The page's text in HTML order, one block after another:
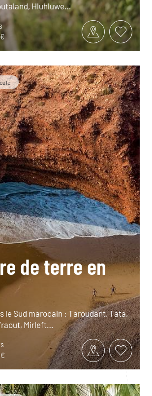
Hluhluwe…
de terre en
le Sud marocain : Taroudant, Tata,
Mirleft…